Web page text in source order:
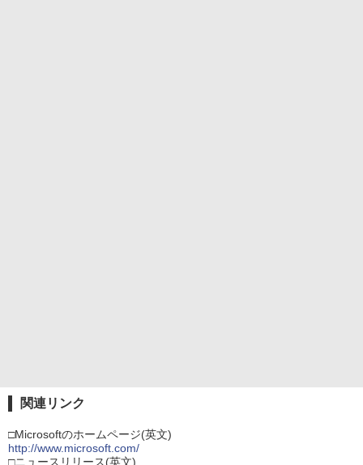
関連リンク
□Microsoftのホームページ(英文)
http://www.microsoft.com/
□ニュースリリース(英文)